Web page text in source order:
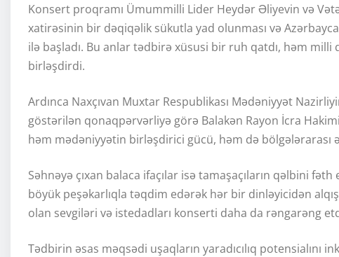
Konsert proqramı Ümummilli Lider Heydər Əliyevin və
xatirəsinin bir dəqiqəlik sükutla yad olunması və
ilə başladı. Bu anlar tədbirə xüsusi bir ruh qatdı, həm
birləşdirdi.
Ardınca Naxçıvan Muxtar Respublikası Mədəniyyət
göstərilən qonaqpərvərliyə görə Balakən Rayon İcra
həm mədəniyyətin birləşdirici gücü, həm də bölgələrarası
Səhnəyə çıxan balaca ifaçılar isə tamaşaçıların qəlbini
böyük peşəkarlıqla təqdim edərək hər bir dinləyicidən
olan sevgiləri və istedadları konserti daha da rəngarəng
Tədbirin əsas məqsədi uşaqların yaradıcılıq potensialını